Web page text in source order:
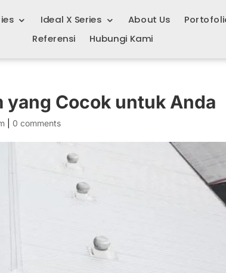
Ideal X Series About Us
Referensi
Hubungi Kami
yang Cocok untuk Anda
0 comments